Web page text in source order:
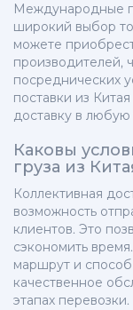
Международные
широкий выбор
можете
производителей,
посреднических
поставки из
доставку в любую
Каковы
груза из
Коллективная
возможность
клиентов. Это
сэкономить
маршрут и способ
качественное
этапах перевозки.